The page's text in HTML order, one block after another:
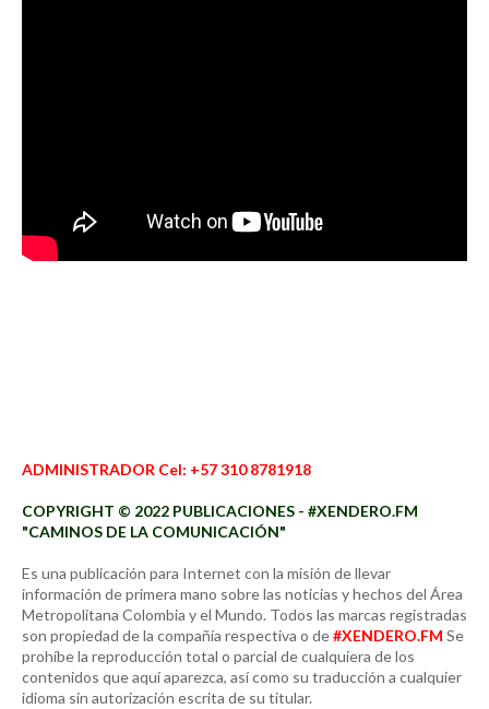
ADMINISTRADOR Cel: +57 310 8781918
COPYRIGHT © 2022 PUBLICACIONES - #XENDERO.FM
"CAMINOS DE LA COMUNICACIÓN"
Es una publicación para Internet con la misión de llevar
información de primera mano sobre las noticias y hechos del Área
Metropolitana Colombia y el Mundo. Todos las marcas registradas
son propiedad de la compañía respectiva o de#XENDERO.FM Se
prohíbe la reproducción total o parcial de cualquiera de los
contenidos que aquí aparezca, así como su traducción a cualquier
idioma sin autorización escrita de su titular.